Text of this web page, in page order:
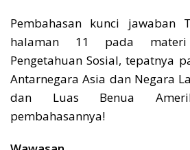
Pembahasan kunci jawaban
halaman 11 pada
Pengetahuan Sosial, tepatnya
Antarnegara Asia dan Negara
dan Luas Benua
pembahasannya!